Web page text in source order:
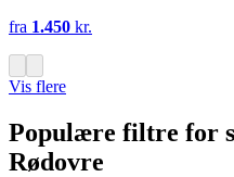
fra 1.450 kr.
Vis flere
Populære filtre for
Rødovre